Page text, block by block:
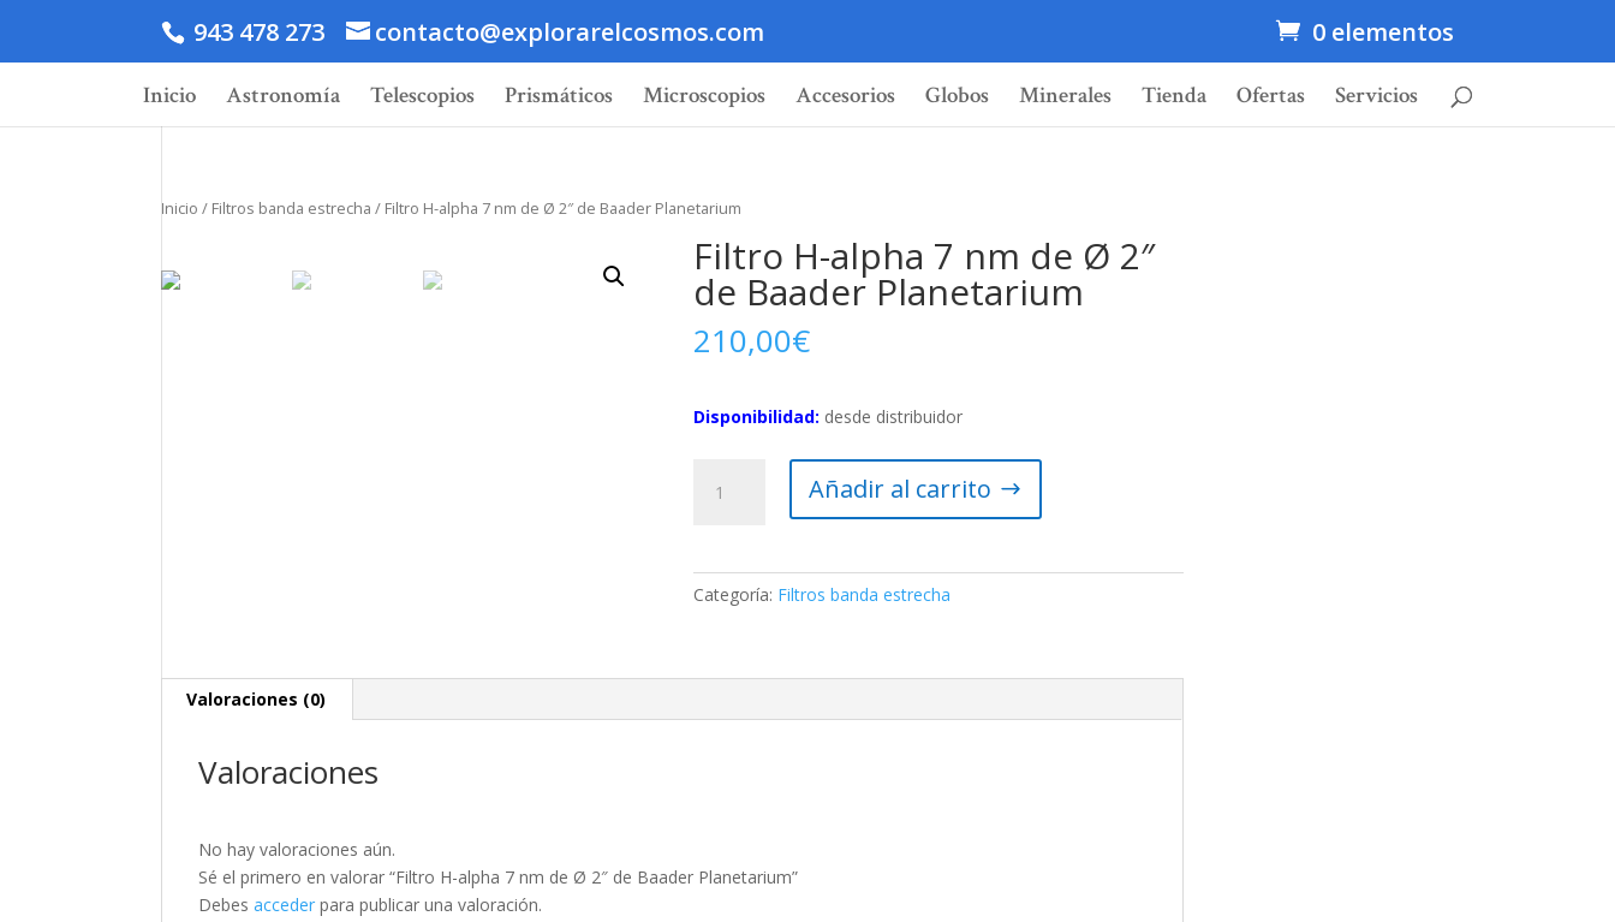
943 478 273 contacto@explorarelcosmos.com 0 elementos
Inicio Astronomía Telescopios Prismáticos Microscopios Accesorios Globos Minerales Tienda Ofertas Servicios
Inicio / Filtros banda estrecha / Filtro H-alpha 7 nm de Ø 2″ de Baader Planetarium
Filtro H-alpha 7 nm de Ø 2″
de Baader Planetarium
210,00€
Disponibilidad: desde distribuidor
Baader
Añadir al carrito
Categoría: Filtros banda estrecha
Valoraciones (0)
Valoraciones
No hay valoraciones aún.
Sé el primero en valorar “Filtro H-alpha 7 nm de Ø 2″ de Baader Planetarium”
Debesacceder para publicar una valoración.